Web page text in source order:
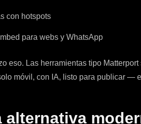
con hotspots
para webs y WhatsApp
eso. Las herramientas tipo
móvil, con IA, listo para publicar —
alternativa